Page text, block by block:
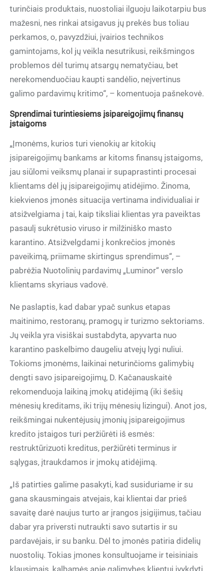
turinčiais produktais, nuostoliai ilguoju laikotarpiu bus
mažesni, nes rinkai atsigavus jų prekės bus toliau
perkamos, o, pavyzdžiui, įvairios technikos
gamintojams, kol jų veikla nesutrikusi, reikšmingos
problemos dėl turimų atsargų nematyčiau, bet
nerekomenduočiau kaupti sandėlio, neįvertinus
galimo pardavimų kritimo“, – komentuoja pašnekovė.
Sprendimai turintiesiems įsipareigojimų finansų
įstaigoms
„Įmonėms, kurios turi vienokių ar kitokių
įsipareigojimų bankams ar kitoms finansų įstaigoms,
jau siūlomi veiksmų planai ir supaprastinti procesai
klientams dėl jų įsipareigojimų atidėjimo. Žinoma,
kiekvienos įmonės situacija vertinama individualiai ir
atsižvelgiama į tai, kaip tiksliai klientas yra paveiktas
pasaulį sukrėtusio viruso ir milžiniško masto
karantino. Atsižvelgdami į konkrečios įmonės
paveikimą, priimame skirtingus sprendimus“, –
pabrėžia Nuotolinių pardavimų „Luminor“ verslo
klientams skyriaus vadovė.
Ne paslaptis, kad dabar ypač sunkus etapas
maitinimo, restoranų, pramogų ir turizmo sektoriams.
Jų veikla yra visiškai sustabdyta, apyvarta nuo
karantino paskelbimo daugeliu atvejų lygi nuliui.
Tokioms įmonėms, laikinai neturinčioms galimybių
dengti savo įsipareigojimų, D. Kačanauskaitė
rekomenduoja laikiną įmokų atidėjimą (iki šešių
mėnesių kreditams, iki trijų mėnesių lizingui). Anot jos,
reikšmingai nukentėjusių įmonių įsipareigojimus
kredito įstaigos turi peržiūrėti iš esmės:
restruktūrizuoti kreditus, peržiūrėti terminus ir
sąlygas, įtraukdamos ir įmokų atidėjimą.
„Iš patirties galime pasakyti, kad susiduriame ir su
gana skausmingais atvejais, kai klientai dar prieš
savaitę darė naujus turto ar įrangos įsigijimus, tačiau
dabar yra priversti nutraukti savo sutartis ir su
pardavėjais, ir su banku. Dėl to įmonės patiria didelių
nuostolių. Tokias įmones konsultuojame ir teisiniais
klausimais, kalbamės apie galimybes klientui įvykdyti